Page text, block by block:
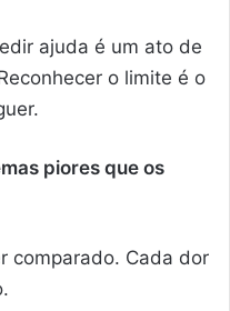
ajuda é um ato de
o limite é o
piores que os
comparado. Cada dor